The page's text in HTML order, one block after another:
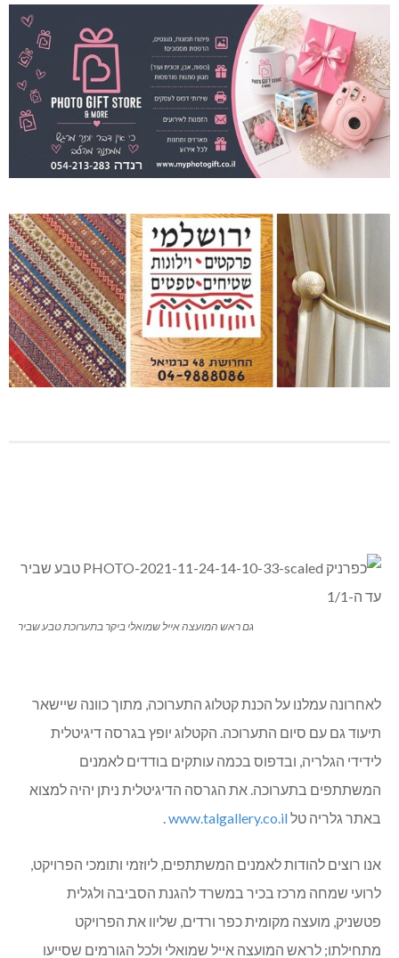
גם ראש המועצה אייל שמואלי ביקר בתערוכת טבע שביר
לאחרונה עמלנו על הכנת קטלוג התערוכה, מתוך כוונה שיישאר
תיעוד גם עם סיום התערוכה. הקטלוג יופץ בגרסה דיגיטלית
לידידי הגלריה, ובדפוס בכמה עותקים בודדים לאמנים
המשתתפים בתערוכה. את הגרסה הדיגיטלית ניתן יהיה למצוא
באתר גלריה טלwww.talgallery.co.il
אנו רוצים להודות לאמנים המשתתפים, ליוזמי ותומכי הפרויקט,
לרועי שמחה מרכז בכיר במשרד להגנת הסביבה ולגלית
פטשניק, מועצה מקומית כפר ורדים, שליוו את הפרויקט
מתחילתו; לראש המועצה אייל שמואלי ולכל הגורמים שסייעו